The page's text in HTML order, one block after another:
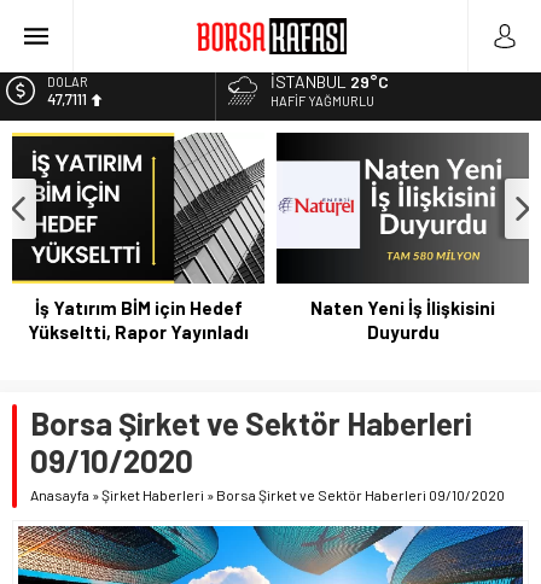
Kayseri Şeker Fabrika İnşaatının Temelini Atıyor
Haftanın En Çok Kazandıran Yatırım Aracı
Bitcoin Halving Sonrası Kripto Para Piyasası
2027 Borsa Yatırımları: Akıllı Portföy Stratejileri
EURO
55,1881
ALTIN
6.660,55
BİST
13.779,39
DOLAR
47,7111
İSTANBUL 29°C
HAFIF YAĞMURLU
İş Yatırım BİM için Hedef
Yükseltti, Rapor Yayınladı
Naten Yeni İş İlişkisini
Duyurdu
Borsa Şirket ve Sektör Haberleri
09/10/2020
Anasayfa »Şirket Haberleri » Borsa Şirket ve Sektör Haberleri 09/10/2020